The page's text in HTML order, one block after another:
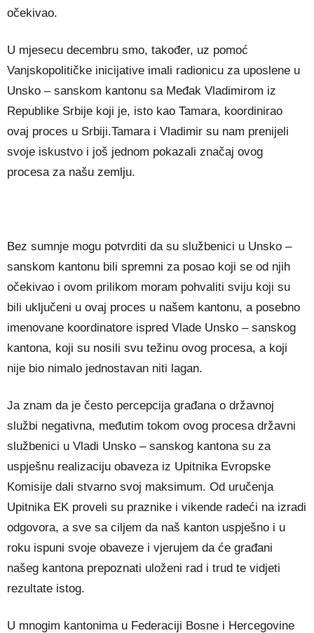
očekivao.
U mjesecu decembru smo, također, uz pomoć
Vanjskopolitičke inicijative imali radionicu za uposlene u
Unsko – sanskom kantonu sa Međak Vladimirom iz
Republike Srbije koji je, isto kao Tamara, koordinirao
ovaj proces u Srbiji.Tamara i Vladimir su nam prenijeli
svoje iskustvo i još jednom pokazali značaj ovog
procesa za našu zemlju.
Bez sumnje mogu potvrditi da su službenici u Unsko –
sanskom kantonu bili spremni za posao koji se od njih
očekivao i ovom prilikom moram pohvaliti sviju koji su
bili uključeni u ovaj proces u našem kantonu, a posebno
imenovane koordinatore ispred Vlade Unsko – sanskog
kantona, koji su nosili svu težinu ovog procesa, a koji
nije bio nimalo jednostavan niti lagan.
Ja znam da je često percepcija građana o državnoj
službi negativna, međutim tokom ovog procesa državni
službenici u Vladi Unsko – sanskog kantona su za
uspješnu realizaciju obaveza iz Upitnika Evropske
Komisije dali stvarno svoj maksimum. Od uručenja
Upitnika EK proveli su praznike i vikende radeći na izradi
odgovora, a sve sa ciljem da naš kanton uspješno i u
roku ispuni svoje obaveze i vjerujem da će građani
našeg kantona prepoznati uloženi rad i trud te vidjeti
rezultate istog.
U mnogim kantonima u Federaciji Bosne i Hercegovine